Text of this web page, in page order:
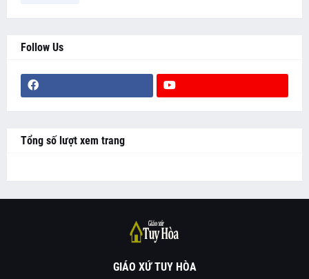
Follow Us
Tổng số lượt xem trang
GIÁO XỨ TUY HÒA